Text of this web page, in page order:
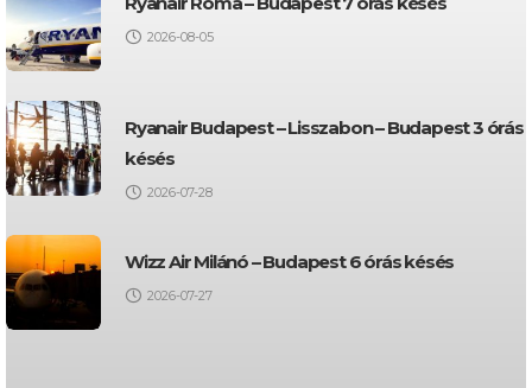
2026-08-05
Ryanair Budapest – Lisszabon – Budapest 3 órás
késés
2026-07-28
Wizz Air Milánó – Budapest 6 órás késés
2026-07-27